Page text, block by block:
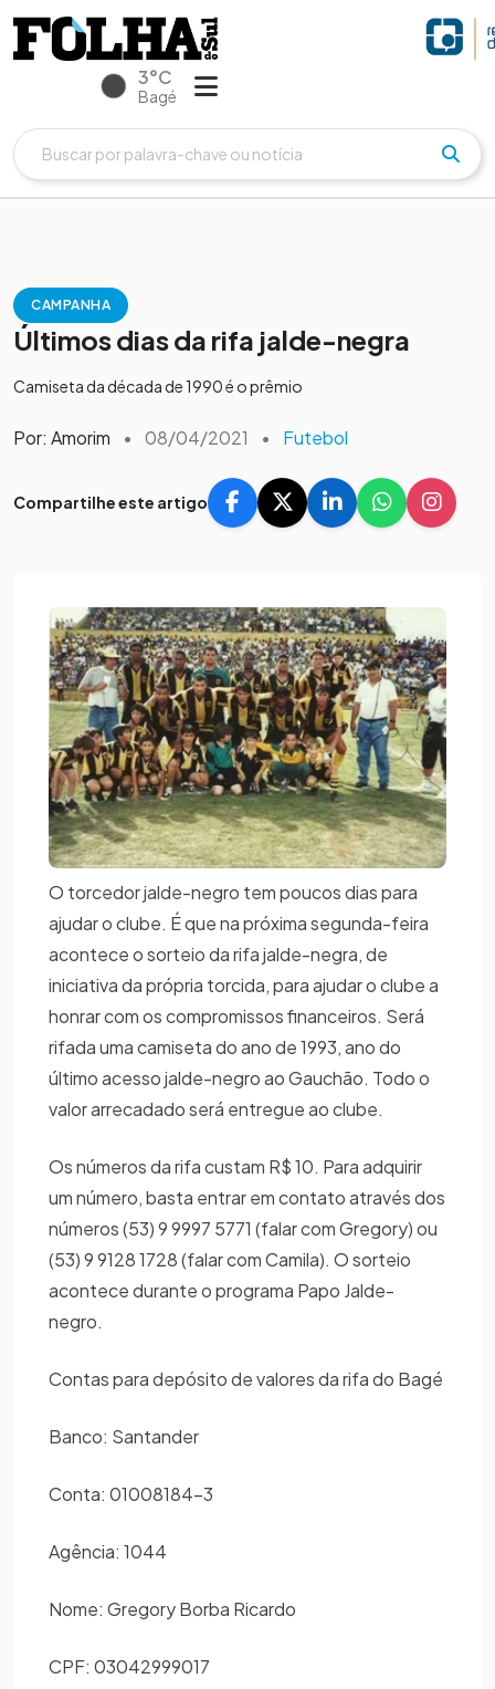
3°C
Bagé
CAMPANHA
Últimos dias da rifa jalde-negra
Camiseta da década de 1990 é o prêmio
Por: Amorim • 08/04/2021 • Futebol
Compartilhe este artigo
O torcedor jalde-negro tem poucos dias para
ajudar o clube. É que na próxima segunda-feira
acontece o sorteio da rifa jalde-negra, de
iniciativa da própria torcida, para ajudar o clube a
honrar com os compromissos financeiros. Será
rifada uma camiseta do ano de 1993, ano do
último acesso jalde-negro ao Gauchão. Todo o
valor arrecadado será entregue ao clube.
Os números da rifa custam R$ 10. Para adquirir
um número, basta entrar em contato através dos
números (53) 9 9997 5771 (falar com Gregory) ou
(53) 9 9128 1728 (falar com Camila). O sorteio
acontece durante o programa Papo Jalde-
negro.
Contas para depósito de valores da rifa do Bagé
Banco: Santander
Conta: 01008184-3
Agência: 1044
Nome: Gregory Borba Ricardo
CPF: 03042999017